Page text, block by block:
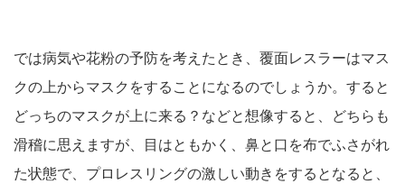
では病気や花粉の予防を考えたとき、覆面レスラーはマス
クの上からマスクをすることになるのでしょうか。すると
どっちのマスクが上に来る？などと想像すると、どちらも
滑稽に思えますが、目はともかく、鼻と口を布でふさがれ
た状態で、プロレスリングの激しい動きをするとなると、